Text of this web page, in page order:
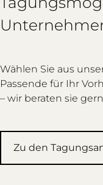
Wählen Sie aus
Passende für Ihr
– wir beraten sie
Zu den